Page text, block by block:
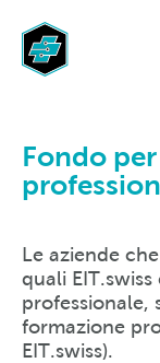
Fondo
Le aziende
quali
professionale,
formazione
EIT.swiss).